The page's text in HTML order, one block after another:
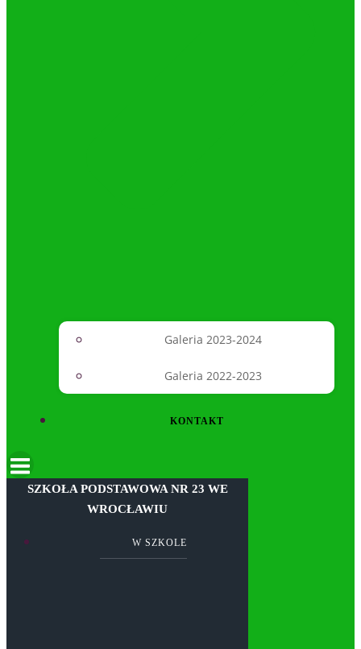
Galeria 2023-2024
Galeria 2022-2023
KONTAKT
SZKOŁA PODSTAWOWA NR 23 WE
WROCŁAWIU
W SZKOLE